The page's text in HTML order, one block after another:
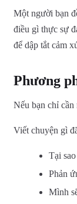
Một người bạn
điều gì thực sự
để dập tắt cảm
Phương
Nếu bạn chỉ
Viết chuyện gì
Tại
Phản
Mình